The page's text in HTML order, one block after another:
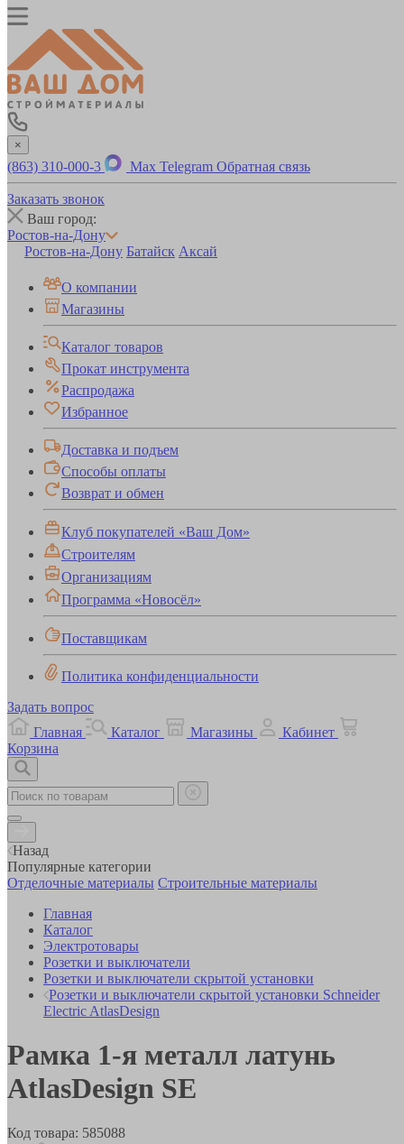
×
(863) 310-000-3 Max Telegram Обратная связь
Заказать звонок
Ваш город:
Ростов-на-Дону
Ростов-на-Дону Батайск Аксай
О компании
Магазины
Каталог товаров
Прокат инструмента
Распродажа
Избранное
Доставка и подъем
Способы оплаты
Возврат и обмен
Клуб покупателей «Ваш Дом»
Строителям
Организациям
Программа «Новосёл»
Поставщикам
Политика конфиденциальности
Задать вопрос
Главная
Каталог Магазины
Кабинет
Корзина
Назад
Популярные категории
Отделочные материалы Строительные материалы
Главная
Каталог
Электротовары
Розетки и выключатели
Розетки и выключатели скрытой установки
Розетки и выключатели скрытой установки Schneider
Electric AtlasDesign
Рамка 1-я металл латунь
AtlasDesign SE
Код товара: 585088